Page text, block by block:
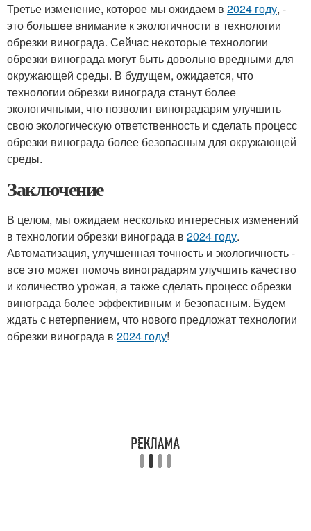
Третье изменение, которое мы ожидаем в 2024 году, -
это большее внимание к экологичности в технологии
обрезки винограда. Сейчас некоторые технологии
обрезки винограда могут быть довольно вредными для
окружающей среды. В будущем, ожидается, что
технологии обрезки винограда станут более
экологичными, что позволит виноградарям улучшить
свою экологическую ответственность и сделать процесс
обрезки винограда более безопасным для окружающей
среды.
Заключение
В целом, мы ожидаем несколько интересных изменений
в технологии обрезки винограда в 2024 году.
Автоматизация, улучшенная точность и экологичность -
все это может помочь виноградарям улучшить качество
и количество урожая, а также сделать процесс обрезки
винограда более эффективным и безопасным. Будем
ждать с нетерпением, что нового предложат технологии
обрезки винограда в 2024 году!